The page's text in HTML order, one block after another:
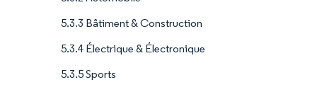
5.3.3 Bâtiment & Construction
5.3.4 Électrique & Électronique
5.3.5 Sports